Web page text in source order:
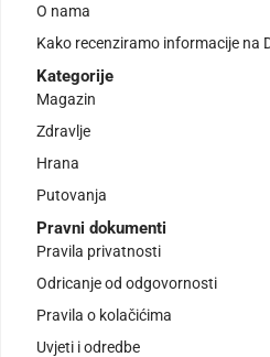
O nama
Kako recenziramo informacije na
Kategorije
Magazin
Zdravlje
Hrana
Putovanja
Pravni dokumenti
Pravila privatnosti
Odricanje od odgovornosti
Pravila o kolačićima
Uvjeti i odredbe